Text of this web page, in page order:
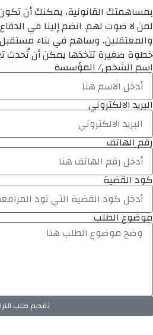
بمساهمتك القانونية، يمكنك أن
لمن لا صوت لهم. انضم إلينا في
والمعتقلين، وساهم في بناء
خطوة صغيرة تتخذها يمكن أن تُحدث
اسم الشخص/ المؤسسة
البريد الالكتروني
رقم الهاتف
كود القضية
موضوع الطلب
تقديم طلب